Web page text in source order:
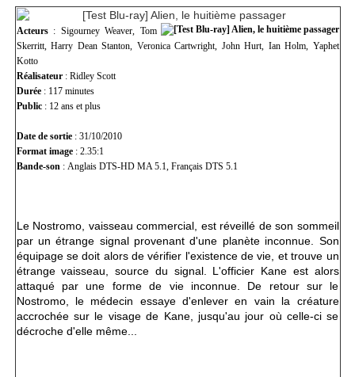
Acteurs: Sigourney Weaver, Tom
Skerritt, Harry Dean Stanton, Veronica Cartwright, John Hurt, Ian Holm, Yaphet
Kotto
Réalisateur: Ridley Scott
Durée: 117 minutes
Public: 12 ans et plus
Date de sortie: 31/10/2010
Format image:2.35:1
Bande-son: Anglais DTS-HD MA 5.1, Français DTS 5.1
Le Nostromo, vaisseau commercial, est réveillé de son sommeil
par un étrange signal provenant d'une planète inconnue. Son
équipage se doit alors de vérifier l'existence de vie, et trouve un
étrange vaisseau, source du signal. L'officier Kane est alors
attaqué par une forme de vie inconnue. De retour sur le
Nostromo, le médecin essaye d'enlever en vain la créature
accrochée sur le visage de Kane, jusqu'au jour où celle-ci se
décroche d'elle même...